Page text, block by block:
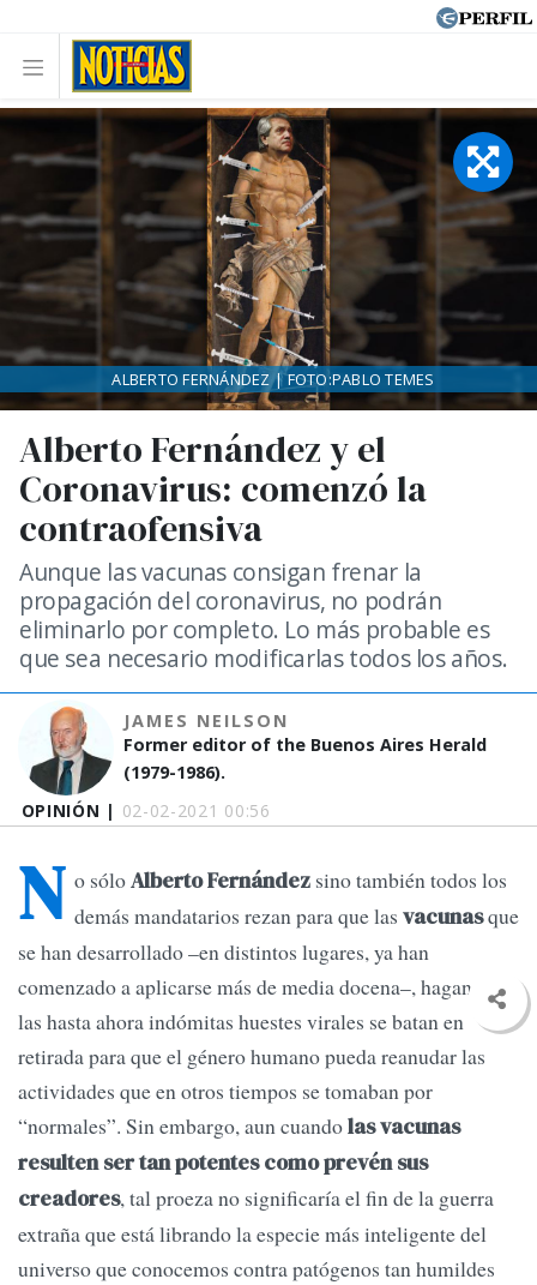
OPINIÓN | 02-02-2021 00:56
Alberto Fernández y el
Coronavirus: comenzó la
contraofensiva
Aunque las vacunas consigan frenar la
propagación del coronavirus, no podrán
eliminarlo por completo. Lo más probable es
que sea necesario modificarlas todos los años.
JAMES NEILSON
Former editor of the Buenos Aires Herald
(1979-1986).
ALBERTO FERNÁNDEZ | FOTO:PABLO TEMES
N o sóloAlberto Fernández sino también todos los
demás mandatarios rezan para que las vacunasque
se han desarrollado –en distintos lugares, ya han
comenzado a aplicarse más de media docena–, hagan que
las hasta ahora indómitas huestes virales se batan en
retirada para que el género humano pueda reanudar las
actividades que en otros tiempos se tomaban por
“normales”. Sin embargo, aun cuandolas vacunas
resulten ser tan potentes como prevén sus
creadores, tal proeza no significaría el fin de la guerra
extraña que está librando la especie más inteligente del
universo que conocemos contra patógenos tan humildes